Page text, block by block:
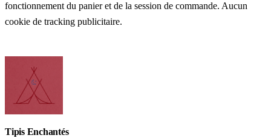
fonctionnement du panier et de la session de commande. Aucun
cookie de tracking publicitaire.
Tipis Enchantés